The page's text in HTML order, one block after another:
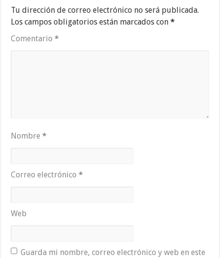
Tu dirección de correo electrónico no será publicada.
Los campos obligatorios están marcados con*
Comentario*
Nombre*
Correo electrónico*
Web
Guarda mi nombre, correo electrónico y web en este